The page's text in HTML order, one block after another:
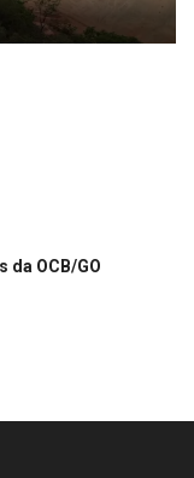
da OCB/GO